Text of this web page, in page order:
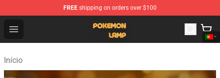
FREE shipping on orders over $100
Open menu
Pokemon Lamp Shop - The Best Store of Pokemon
Início